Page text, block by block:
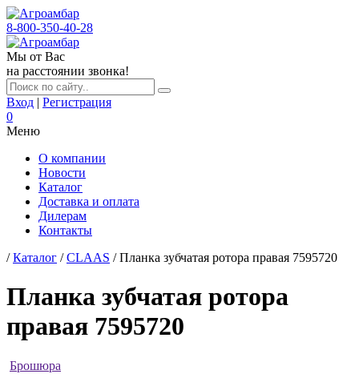
8-800-350-40-28
Мы от Вас
на расстоянии звонка!
Вход | Регистрация
0
Меню
О компании
Новости
Каталог
Доставка и оплата
Дилерам
Контакты
/Каталог /CLAAS / Планка зубчатая ротора правая 7595720
Планка зубчатая ротора
правая 7595720
Брошюра